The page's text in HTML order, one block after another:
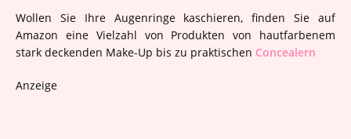
Wollen Sie Ihre Augenringe kaschieren, finden Sie auf
Amazon eine Vielzahl von Produkten von hautfarbenem
stark deckenden Make-Up bis zu praktischen Concealern
Anzeige